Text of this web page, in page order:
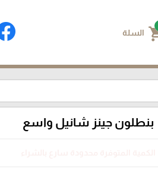
السلة
بنطلون جينز شانيل واسع